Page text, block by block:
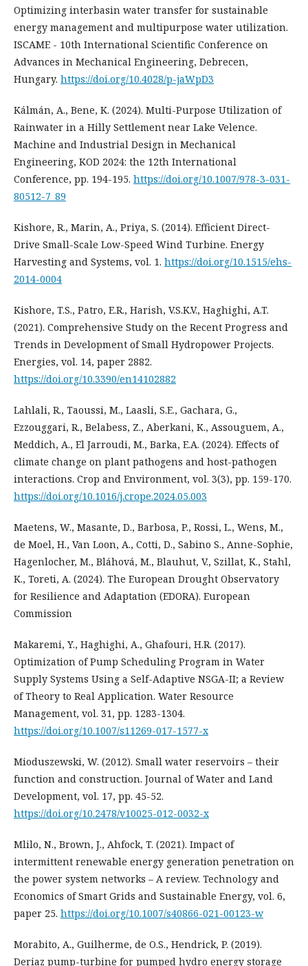
Optimizing interbasin water transfer for sustainable
energy management and multipurpose water utilization.
ISCAME - 10th International Scientific Conference on
Advances in Mechanical Engineering, Debrecen,
Hungary. https://doi.org/10.4028/p-jaWpD3
Kálmán, A., Bene, K. (2024). Multi-Purpose Utilization of
Rainwater in a Hilly Settlement near Lake Velence.
Machine and Industrial Design in Mechanical
Engineering, KOD 2024: the 12th International
Conference, pp. 194-195. https://doi.org/10.1007/978-3-031-
80512-7_89
Kishore, R., Marin, A., Priya, S. (2014). Efficient Direct-
Drive Small-Scale Low-Speed Wind Turbine. Energy
Harvesting and Systems, vol. 1. https://doi.org/10.1515/ehs-
2014-0004
Kishore, T.S., Patro, E.R., Harish, V.S.K.V., Haghighi, A.T.
(2021). Comprehensive Study on the Recent Progress and
Trends in Development of Small Hydropower Projects.
Energies, vol. 14, paper 2882.
https://doi.org/10.3390/en14102882
Lahlali, R., Taoussi, M., Laasli, S.E., Gachara, G.,
Ezzouggari, R., Belabess, Z., Aberkani, K., Assouguem, A.,
Meddich, A., El Jarroudi, M., Barka, E.A. (2024). Effects of
climate change on plant pathogens and host-pathogen
interactions. Crop and Environment, vol. 3(3), pp. 159-170.
https://doi.org/10.1016/j.crope.2024.05.003
Maetens, W., Masante, D., Barbosa, P., Rossi, L., Wens, M.,
de Moel, H., Van Loon, A., Cotti, D., Sabino S., Anne-Sophie,
Hagenlocher, M., Bláhová, M., Blauhut, V., Szillat, K., Stahl,
K., Toreti, A. (2024). The European Drought Observatory
for Resilience and Adaptation (EDORA). European
Commission
Makaremi, Y., Haghighi, A., Ghafouri, H.R. (2017).
Optimization of Pump Scheduling Program in Water
Supply Systems Using a Self-Adaptive NSGA-II; a Review
of Theory to Real Application. Water Resource
Management, vol. 31, pp. 1283-1304.
https://doi.org/10.1007/s11269-017-1577-x
Mioduszewski, W. (2012). Small water reservoirs – their
function and construction. Journal of Water and Land
Development, vol. 17, pp. 45-52.
https://doi.org/10.2478/v10025-012-0032-x
Mlilo, N., Brown, J., Ahfock, T. (2021). Impact of
intermittent renewable energy generation penetration on
the power system networks – A review. Technology and
Economics of Smart Grids and Sustainable Energy, vol. 6,
paper 25. https://doi.org/10.1007/s40866-021-00123-w
Morabito, A., Guilherme, de O.S., Hendrick, P. (2019).
Deriaz pump-turbine for pumped hydro energy storage